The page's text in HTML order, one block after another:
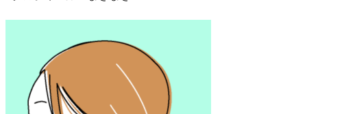
ブログランキングに参加しています
おうちごはんランキング